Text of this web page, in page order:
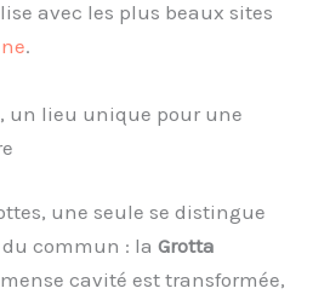
avec les plus beaux sites
.
un lieu unique pour une
une seule se distingue
du commun : laGrotta
cavité est transformée,